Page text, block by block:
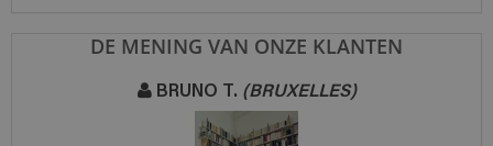
DE MENING VAN ONZE KLANTEN
BRUNO T.(BRUXELLES)